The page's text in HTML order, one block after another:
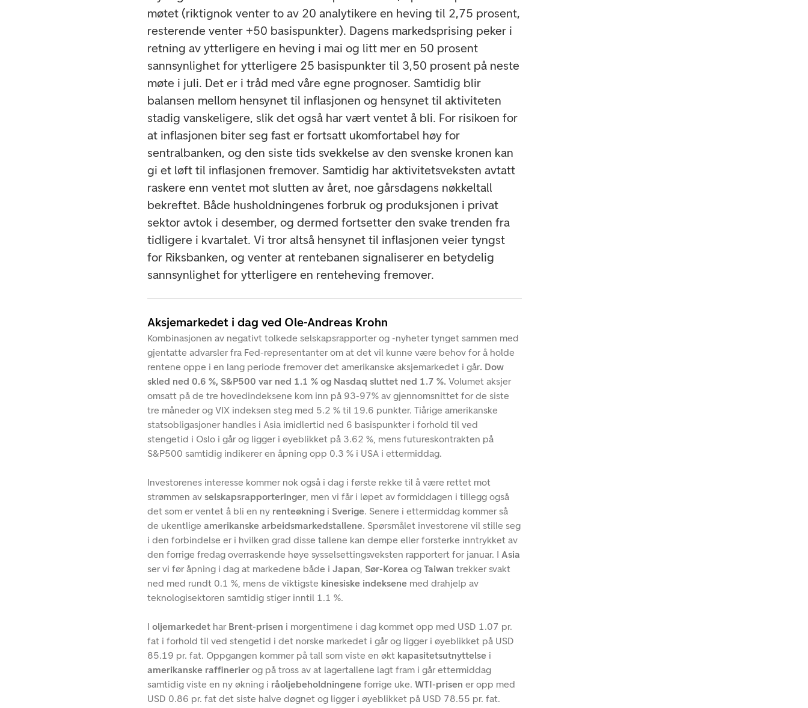
møtet (riktignok venter to av 20 analytikere en heving til 2,75 prosent,
resterende venter +50 basispunkter). Dagens markedsprising peker i
retning av ytterligere en heving i mai og litt mer en 50 prosent
sannsynlighet for ytterligere 25 basispunkter til 3,50 prosent på neste
møte i juli. Det er i tråd med våre egne prognoser. Samtidig blir
balansen mellom hensynet til inflasjonen og hensynet til aktiviteten
stadig vanskeligere, slik det også har vært ventet å bli. For risikoen for
at inflasjonen biter seg fast er fortsatt ukomfortabel høy for
sentralbanken, og den siste tids svekkelse av den svenske kronen kan
gi et løft til inflasjonen fremover. Samtidig har aktivitetsveksten avtatt
raskere enn ventet mot slutten av året, noe gårsdagens nøkkeltall
bekreftet. Både husholdningenes forbruk og produksjonen i privat
sektor avtok i desember, og dermed fortsetter den svake trenden fra
tidligere i kvartalet. Vi tror altså hensynet til inflasjonen veier tyngst
for Riksbanken, og venter at rentebanen signaliserer en betydelig
sannsynlighet for ytterligere en renteheving fremover.
Aksjemarkedet i dag ved Ole-Andreas Krohn
Kombinasjonen av negativt tolkede selskapsrapporter og -nyheter tynget sammen med
gjentatte advarsler fra Fed-representanter om at det vil kunne være behov for å holde
rentene oppe i en lang periode fremover det amerikanske aksjemarkedet i går. Dow
skled ned 0.6 %, S&P500 var ned 1.1 % og Nasdaq sluttet ned 1.7 %.Volumet aksjer
omsatt på de tre hovedindeksene kom inn på 93-97% av gjennomsnittet for de siste
tre måneder og VIX indeksen steg med 5.2 % til 19.6 punkter. Tiårige amerikanske
statsobligasjoner handles i Asia imidlertid ned 6 basispunkter i forhold til ved
stengetid i Oslo i går og ligger i øyeblikket på 3.62 %, mens futureskontrakten på
S&P500 samtidig indikerer en åpning opp 0.3 % i USA i ettermiddag.
Investorenes interesse kommer nok også i dag i første rekke til å være rettet mot
strømmen avselskapsrapporteringer , men vi får i løpet av formiddagen i tillegg også
det som er ventet å bli en ny renteøkning i Sverige. Senere i ettermiddag kommer så
de ukentligeamerikanske arbeidsmarkedstallene. Spørsmålet investorene vil stille seg
i den forbindelse er i hvilken grad disse tallene kan dempe eller forsterke inntrykket av
den forrige fredag overraskende høye sysselsettingsveksten rapportert for januar. I Asia
ser vi før åpning i dag at markedene både iJapan Sør-Korea ogTaiwan trekker svakt
ned med rundt 0.1 %, mens de viktigste kinesiske indeksene med drahjelp av
teknologisektoren samtidig stiger inntil 1.1 %.
Ioljemarkedet har Brent-prisen i morgentimene i dag kommet opp med USD 1.07 pr.
fat i forhold til ved stengetid i det norske markedet i går og ligger i øyeblikket på USD
85.19 pr. fat. Oppgangen kommer på tall som viste en økt kapasitetsutnyttelse i
amerikanske raffinerier og på tross av at lagertallene lagt fram i går ettermiddag
samtidig viste en ny økning i råoljebeholdningeneforrige uke.WTI-prisen er opp med
USD 0.86 pr. fat det siste halve døgnet og ligger i øyeblikket på USD 78.55 pr. fat.